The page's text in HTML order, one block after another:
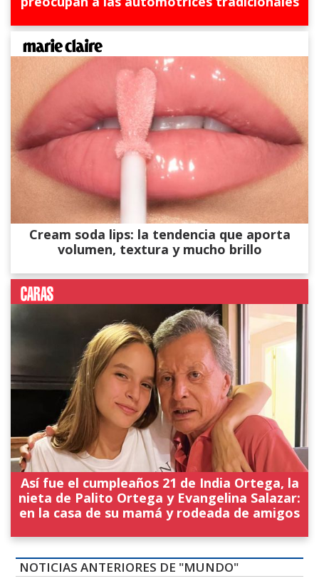
Cream soda lips: la tendencia que aporta
volumen, textura y mucho brillo
Así fue el cumpleaños 21 de India Ortega, la
nieta de Palito Ortega y Evangelina Salazar:
en la casa de su mamá y rodeada de amigos
NOTICIAS ANTERIORES DE "MUNDO"